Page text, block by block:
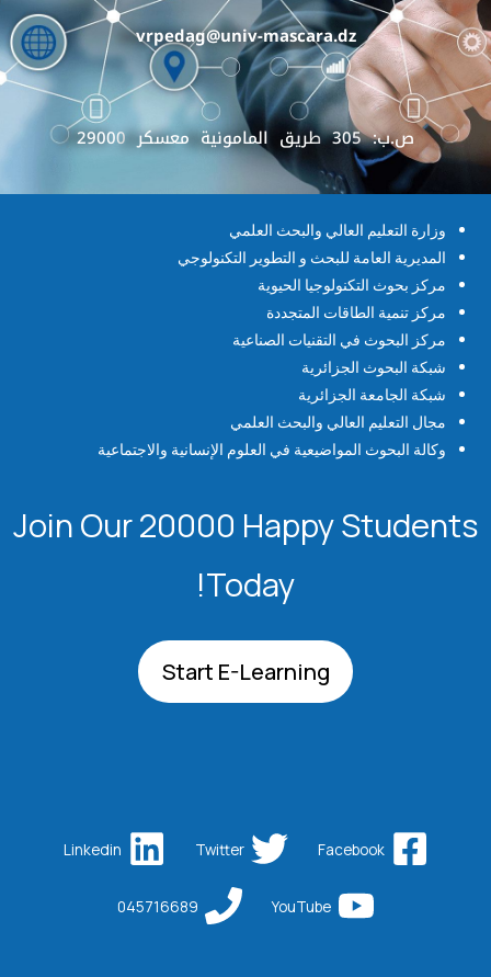
vrpedag@univ-mascara.dz
ص.ب: 305 طريق المامونية معسكر 29000
وزارة التعليم العالي والبحث العلمي
المديرية العامة للبحث و التطوير التكنولوجي
مركز بحوث التكنولوجيا الحيوية
مركز تنمية الطاقات المتجددة
مركز البحوث في التقنيات الصناعية
شبكة البحوث الجزائرية
شبكة الجامعة الجزائرية
مجال التعليم العالي والبحث العلمي
وكالة البحوث المواضيعية في العلوم الإنسانية والاجتماعية
Join Our 20000 Happy
Today!
Start E-Learning
Facebook
Twitter
Linkedin
YouTube
045716689